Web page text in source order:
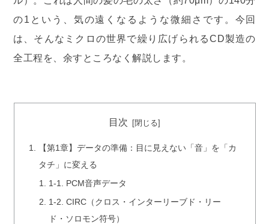
の1という、気の遠くなるような微細さです。今回
は、そんなミクロの世界で繰り広げられるCD製造の
全工程を、余すところなく解説します。
目次
【第1章】データの準備：目に見えない「音」を「カ
タチ」に変える
1-1. PCM音声データ
1-2. CIRC（クロス・インターリーブド・リー
ド・ソロモン符号）